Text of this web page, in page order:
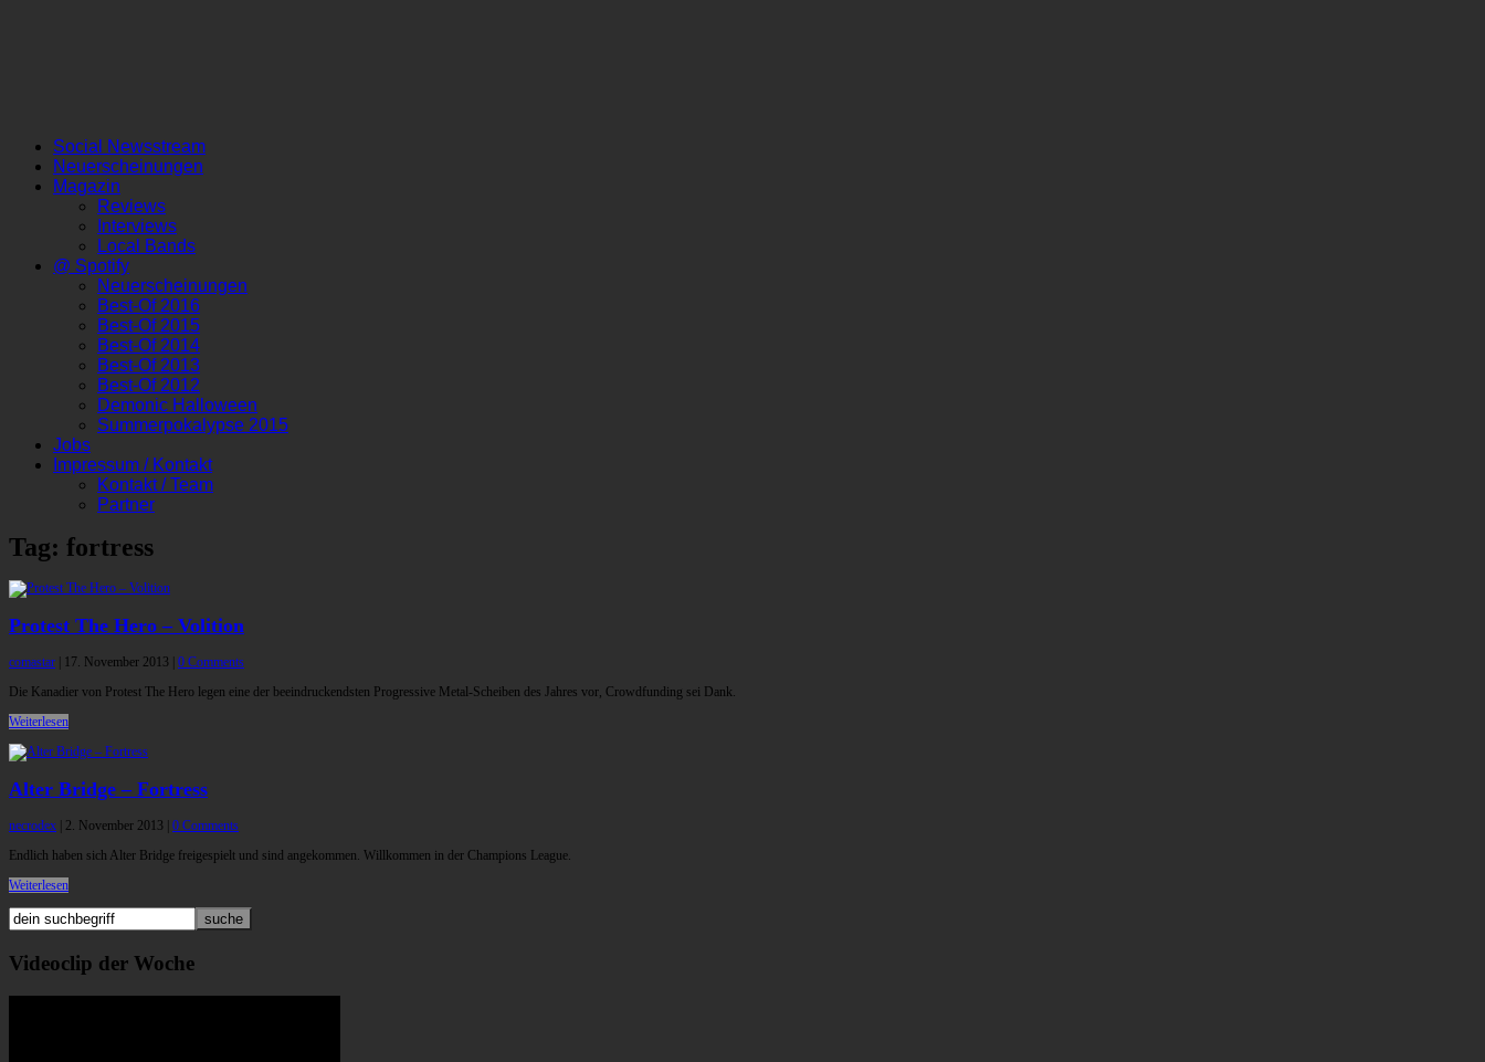
Social Newsstream
Neuerscheinungen
Magazin
Reviews
Interviews
Local Bands
@ Spotify
Neuerscheinungen
Best-Of 2016
Best-Of 2015
Best-Of 2014
Best-Of 2013
Best-Of 2012
Demonic Halloween
Summerpokalypse 2015
Jobs
Impressum / Kontakt
Kontakt / Team
Partner
Tag: fortress
Protest The Hero – Volition
comastar 17. November 2013
0 Comments
Die Kanadier von Protest The Hero legen eine der beeindruckendsten Progressive Metal-Scheiben des Jahres vor, Crowdfunding sei Dank.
Weiterlesen
Alter Bridge – Fortress
necrodex 2. November 2013
0 Comments
Endlich haben sich Alter Bridge freigespielt und sind angekommen. Willkommen in der Champions League.
Weiterlesen
Videoclip der Woche